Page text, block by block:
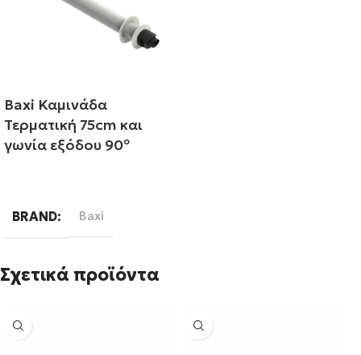
Baxi Καμινάδα
Τερματική 75cm και
γωνία εξόδου 90º
BRAND Baxi
Σχετικά προϊόντα